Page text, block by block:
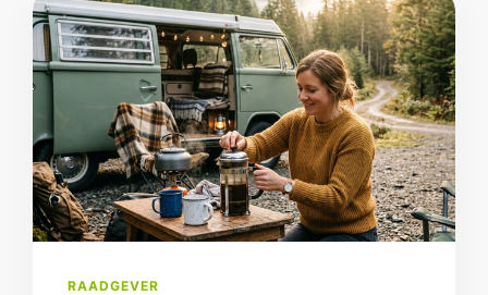
RAADGEVER